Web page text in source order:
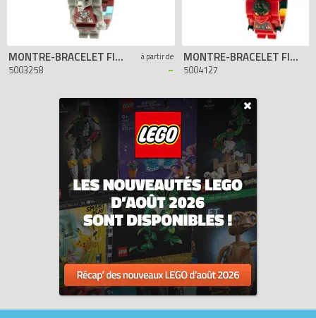
MONTRE-BRACELET FIGURINE WORRIZ
5003258
à partir de
-
MONTRE-BRACELET FIGURINE KAI
5004127